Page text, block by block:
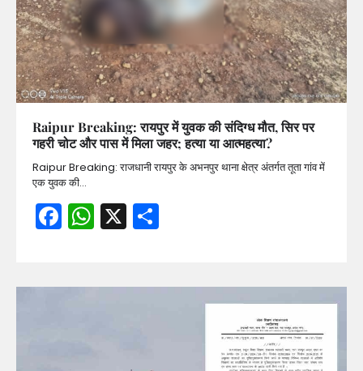
Raipur Breaking: रायपुर में युवक की संदिग्ध मौत, सिर पर
गहरी चोट और पास में मिला जहर; हत्या या आत्महत्या?
Raipur Breaking: राजधानी रायपुर के अभनपुर थाना क्षेत्र अंतर्गत तूता गांव में
एक युवक की…
Facebook
WhatsApp
X